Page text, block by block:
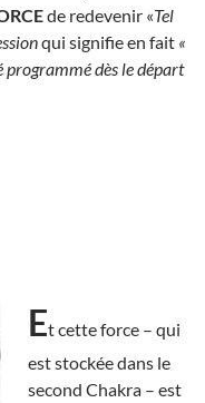
de redevenir «Tel
qui signifie en fait «
programmé dès le départ
Et cette force – qui
est stockée dans le
second Chakra – est